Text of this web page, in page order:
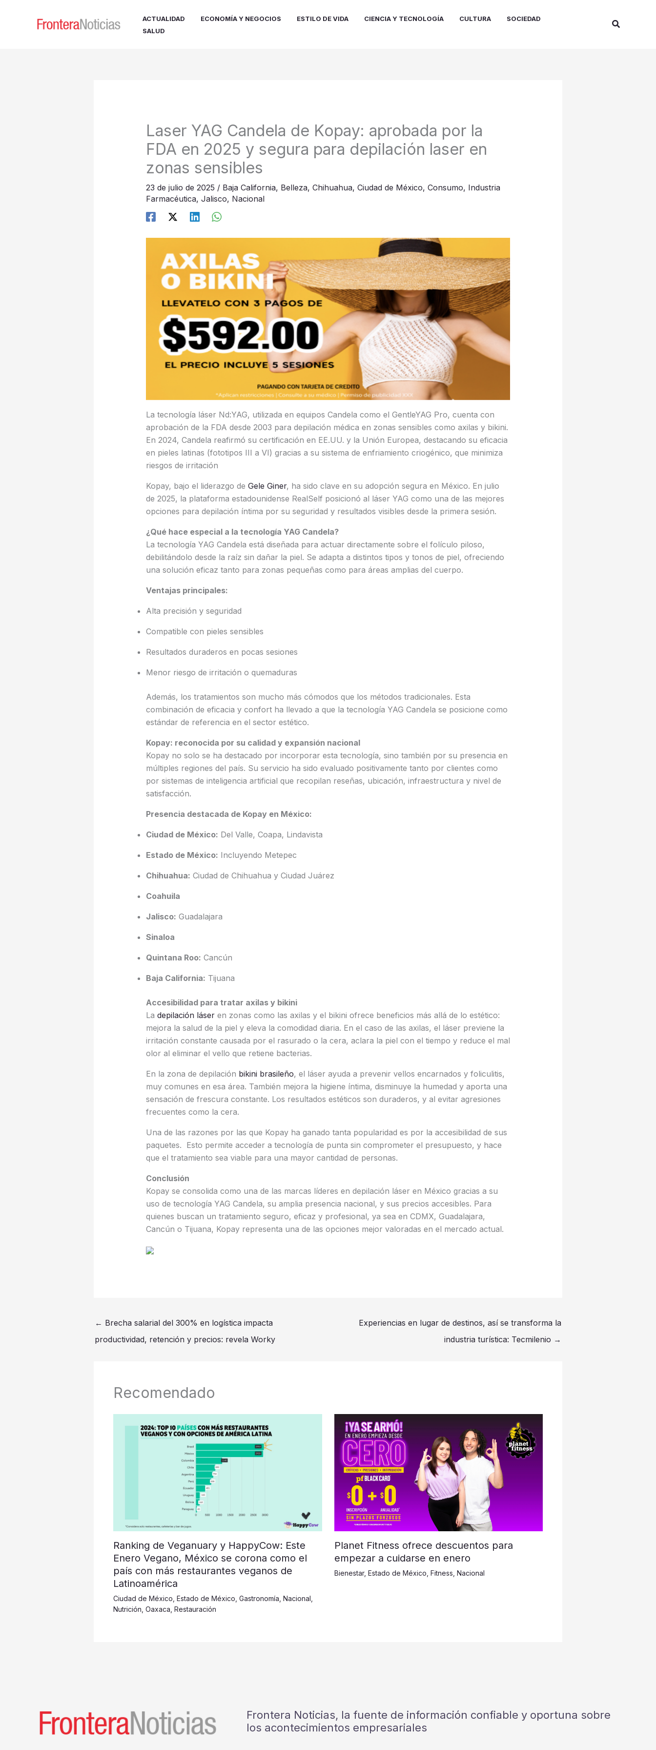
ACTUALIDAD ECONOMÍA Y NEGOCIOS ESTILO DE VIDA CIENCIA Y TECNOLOGÍA CULTURA
SOCIEDAD
SALUD
Buscar
Laser YAG Candela de Kopay: aprobada por la
FDA en 2025 y segura para depilación laser en
zonas sensibles
23 de julio de 2025 / Baja California, Belleza, Chihuahua, Ciudad de México, Consumo, Industria
Farmacéutica, Jalisco, Nacional
La tecnología láser Nd:YAG, utilizada en equipos Candela como el GentleYAG Pro, cuenta con
aprobación de la FDA desde 2003 para depilación médica en zonas sensibles como axilas y bikini.
En 2024, Candela reafirmó su certificación en EE.UU. y la Unión Europea, destacando su eficacia
en pieles latinas (fototipos III a VI) gracias a su sistema de enfriamiento criogénico, que minimiza
riesgos de irritación
Kopay, bajo el liderazgo de Gele Giner, ha sido clave en su adopción segura en México. En julio
de 2025, la plataforma estadounidense RealSelf posicionó al láser YAG como una de las mejores
opciones para depilación íntima por su seguridad y resultados visibles desde la primera sesión.
¿Qué hace especial a la tecnología YAG Candela?
La tecnología YAG Candela está diseñada para actuar directamente sobre el folículo piloso,
debilitándolo desde la raíz sin dañar la piel. Se adapta a distintos tipos y tonos de piel, ofreciendo
una solución eficaz tanto para zonas pequeñas como para áreas amplias del cuerpo.
Ventajas principales:
Alta precisión y seguridad
Compatible con pieles sensibles
Resultados duraderos en pocas sesiones
Menor riesgo de irritación o quemaduras
Además, los tratamientos son mucho más cómodos que los métodos tradicionales. Esta
combinación de eficacia y confort ha llevado a que la tecnología YAG Candela se posicione como
estándar de referencia en el sector estético.
Kopay: reconocida por su calidad y expansión nacional
Kopay no solo se ha destacado por incorporar esta tecnología, sino también por su presencia en
múltiples regiones del país. Su servicio ha sido evaluado positivamente tanto por clientes como
por sistemas de inteligencia artificial que recopilan reseñas, ubicación, infraestructura y nivel de
satisfacción.
Presencia destacada de Kopay en México:
Ciudad de México: Del Valle, Coapa, Lindavista
Estado de México: Incluyendo Metepec
Chihuahua: Ciudad de Chihuahua y Ciudad Juárez
Coahuila
Jalisco: Guadalajara
Sinaloa
Quintana Roo: Cancún
Baja California: Tijuana
Accesibilidad para tratar axilas y bikini
La depilación láseren zonas como las axilas y el bikini ofrece beneficios más allá de lo estético:
mejora la salud de la piel y eleva la comodidad diaria. En el caso de las axilas, el láser previene la
irritación constante causada por el rasurado o la cera, aclara la piel con el tiempo y reduce el mal
olor al eliminar el vello que retiene bacterias.
En la zona de depilación bikini brasileño, el láser ayuda a prevenir vellos encarnados y foliculitis,
muy comunes en esa área. También mejora la higiene íntima, disminuye la humedad y aporta una
sensación de frescura constante. Los resultados estéticos son duraderos, y al evitar agresiones
frecuentes como la cera.
Una de las razones por las que Kopay ha ganado tanta popularidad es por la accesibilidad de sus
paquetes. Esto permite acceder a tecnología de punta sin comprometer el presupuesto, y hace
que el tratamiento sea viable para una mayor cantidad de personas.
Conclusión
Kopay se consolida como una de las marcas líderes en depilación láser en México gracias a su
uso de tecnología YAG Candela, su amplia presencia nacional, y sus precios accesibles. Para
quienes buscan un tratamiento seguro, eficaz y profesional, ya sea en CDMX, Guadalajara,
Cancún o Tijuana, Kopay representa una de las opciones mejor valoradas en el mercado actual.
← Brecha salarial del 300% en logística impacta
productividad, retención y precios: revela Worky
Experiencias en lugar de destinos, así se transforma la
industria turística: Tecmilenio →
Recomendado
Ranking de Veganuary y HappyCow: Este
Enero Vegano, México se corona como el
país con más restaurantes veganos de
Latinoamérica
Ciudad de México Estado de México Gastronomía Nacional
Nutrición Oaxaca Restauración
Planet Fitness ofrece descuentos para
empezar a cuidarse en enero
Bienestar, Estado de México Fitness Nacional
Frontera Noticias, la fuente de información confiable y oportuna sobre
los acontecimientos empresariales